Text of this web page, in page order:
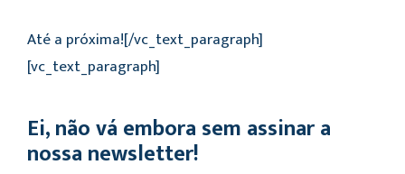
Até a próxima![/vc_text_paragraph]
[vc_text_paragraph]
Ei, não vá embora sem assinar a
nossa newsletter!